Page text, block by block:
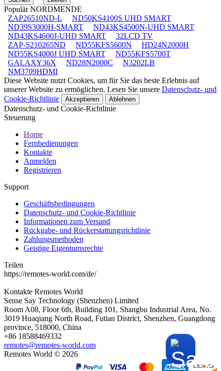
Populär NORDMENDE
ZAP26510ND-L
ND50KS4100S UHD SMART
ND39S3000H-SMART
ND43KS4500N-UHD SMART
ND43KS4600J-UHD SMART
32LCD TV
ZAP-S210265ND
ND55KFS5600N
HD24N2000H
ND55KS4000J UHD SMART
ND55KFS5700T
GALAXY36X
ND28N2000C
N3202LB
NM3709HDMI
Diese Website nutzt Cookies, um für Sie das beste Erlebnis auf
unserer Website zu ermöglichen. Lesen Sie unsere Datenschutz- und
Cookie-Richtlinie
Akzeptieren Ablehnen
Datenschutz- und Cookie-Richtlinie
Steuerung
Home
Fernbedienungen
Kontakte
Anmelden
Registrieren
Support
Geschäftsbedingungen
Datenschutz- und Cookie-Richtlinie
Informationen zum Versand
Rückgabe- und Rückerstattungsrichtlinie
Zahlungsmethoden
Geistige Eigentumsrechte
Teilen
https://remotes-world.com/de/
Kontakte Remotes World
Sense Say Technology (Shenzhen) Limited
Room A08, Floor 6th, Building 101, Shangbu Industrial Area, No.
3019 Huaqiang North Road, Futian District, Shenzhen, Guangdong
province, 518000, China
+86 18588469332
remotes@remotes-world.com
Remotes World © 2026